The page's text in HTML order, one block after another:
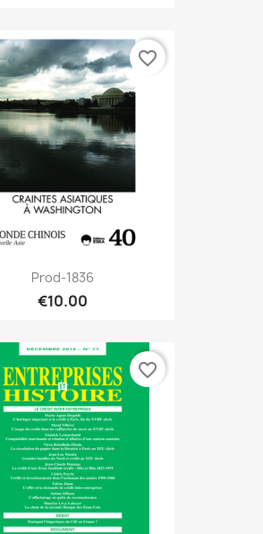
Prod-1836
€10.00
favorite_border
favorite_border